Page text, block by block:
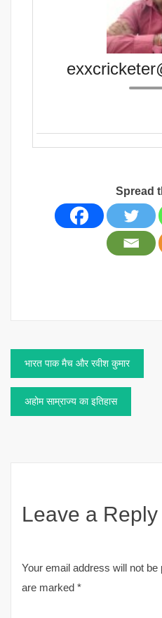
Spread
Post
navigation
भारत पाक मैच और रवीश कुमार
अहोम साम्राज्य का इतिहास
Leave a Reply
Your email address will not be
are marked *